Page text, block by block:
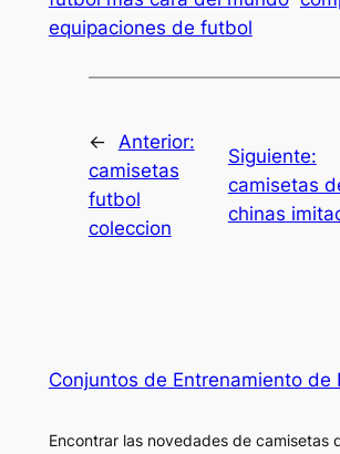
equipaciones de futbol
← Anterior:
camisetas
futbol
coleccion
Siguiente:
camisetas
chinas
Conjuntos de Entrenamiento de
Encontrar las novedades de camisetas